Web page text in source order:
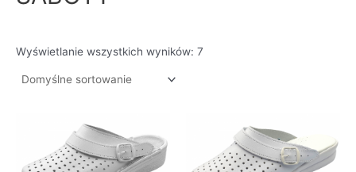
Wyświetlanie wszystkich wyników: 7